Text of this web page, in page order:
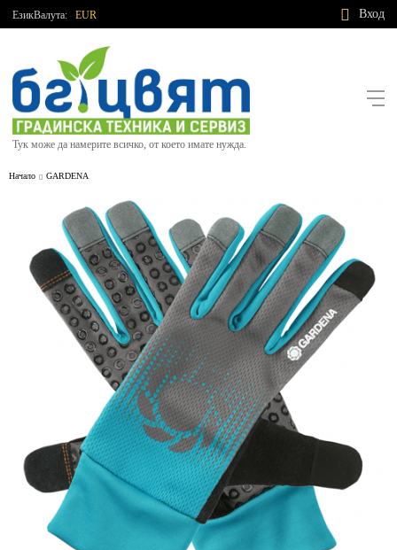
ЕзикВалута: EUR Вход
Тук може да намерите всичко, от което имате нужда.
Начало GARDENA